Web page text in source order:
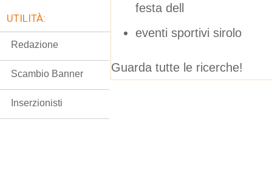
festa dell
eventi sportivi sirolo
Guarda tutte le ricerche!
UTILITÀ:
Redazione
Scambio Banner
Inserzionisti